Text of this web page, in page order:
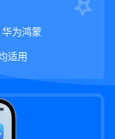
为鸿蒙
适用